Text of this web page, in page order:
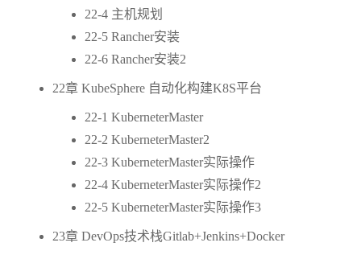
22-4 主机规划
22-5 Rancher安装
22-6 Rancher安装2
22章 KubeSphere 自动化构建K8S平台
22-1 KuberneterMaster
22-2 KuberneterMaster2
22-3 KuberneterMaster实际操作
22-4 KuberneterMaster实际操作2
22-5 KuberneterMaster实际操作3
23章 DevOps技术栈Gitlab+Jenkins+Docker